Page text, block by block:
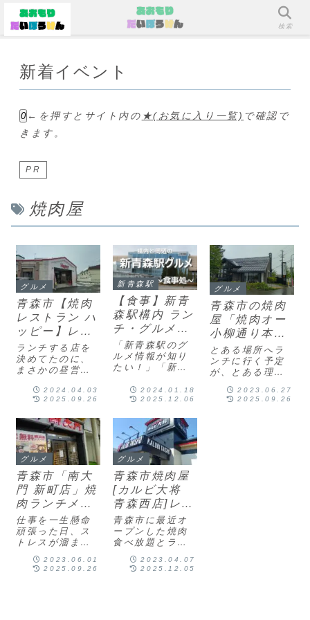
新着イベント
0 ←を押すとサイト内の ★(お気に入り一覧) で確認で
きます。
PR
焼肉屋
グルメ
青森市【焼肉
レストラン ハ
ッピー】レビ
ューと写真 ラ
ンチメニュー
は土日もＯ
Ｋ！値段以上
に安くて美味
で行ける穴場
的な店 牛丼メ
ガ盛りもある
ランチする店を
決めてたのに、
まさかの昼営業
ママえ、どーし
よ。どこに行こ
る場所。誕生日
祝いに相応しい
店…案内人そ
う、この日は誕
生日で前から行
くお店を決めて
たのです！休日
のお...
2024.04.03
2025.09.26
新青森駅
【食事】新青
森駅構内 ラン
チ・グルメお
すすめ周辺 改
札内
「新青森駅のグ
ルメ情報が知り
たい！」「新青
すめの食事処
は？」新青森駅
を、新青森駅の
構内図を使って
わかりやすく食
事ができるお店
を紹介します。
案内人新青森駅
近くのおすすめ
食事情...
2024.01.18
2025.12.06
グルメ
青森市の焼肉
屋「焼肉オー
小柳通り本
店」は個室＆
カップル席で
ゆっくりでき
る！ランチメ
ニューが安い
とある場所へラ
ンチに行く予定
が、とある理由
パ前に見たチラ
シの焼肉屋に行
2023.06.27
2025.09.26
グルメ
青森市「南大
門 新町店」焼
肉ランチメニ
ューが安くて
ボリューム満
点！韓国料理
あり 青森駅前
周辺
仕事を一生懸命
頑張った日、ス
トレスが溜まっ
た日など...パパ
無性に焼肉が食
2023.06.01
2025.09.26
グルメ
青森市焼肉屋
[カルビ大将
青森西店]レビ
ューとメニュ
ー 安いランチ
と食べ放題で
半個室
青森市に最近オ
ープンした焼肉
食べ放題とラン
チがある焼肉
屋。ーーー青森
2023.04.07
2025.12.05
メニュー 検索